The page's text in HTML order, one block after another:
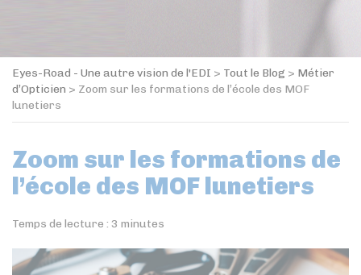
Eyes-Road - Une autre vision de l'EDI > Tout le Blog > Métier
d’Opticien > Zoom sur les formations de l’école des MOF
lunetiers
Zoom sur les formations de
l’école des MOF lunetiers
Temps de lecture : 3 minutes